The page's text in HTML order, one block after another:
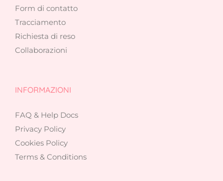
Form di contatto
Tracciamento
Richiesta di reso
Collaborazioni
INFORMAZIONI
FAQ & Help Docs
Privacy Policy
Cookies Policy
Terms & Conditions